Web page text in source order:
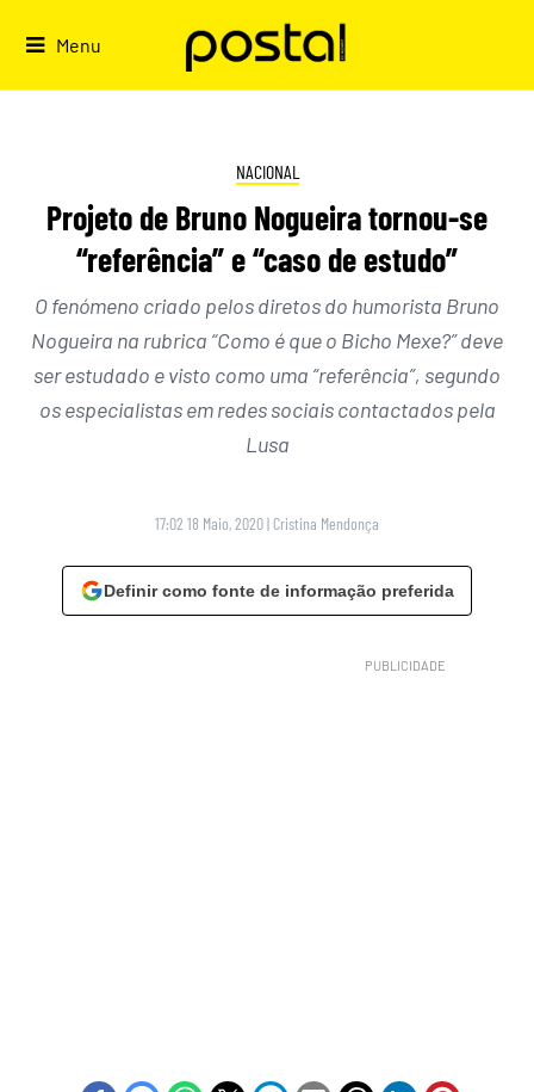
Menu
NACIONAL
Projeto de Bruno Nogueira tornou-se
“referência” e “caso de estudo”
O fenómeno criado pelos diretos do humorista Bruno
Nogueira na rubrica “Como é que o Bicho Mexe?” deve
ser estudado e visto como uma “referência”, segundo
os especialistas em redes sociais contactados pela
Lusa
17:02 18 Maio, 2020| Cristina Mendonça
Definir como fonte de informação preferida